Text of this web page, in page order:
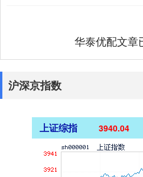
华泰优配文章
沪深京指数
上证综指 3940.04